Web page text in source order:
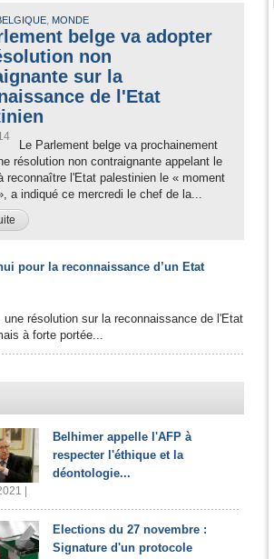
, MONDE
belge va adopter
non
sur la
de l'Etat
Le Parlement belge va prochainement
résolution non contraignante appelant le
reconnaître l'Etat palestinien le « moment
a indiqué ce mercredi le chef de la...
pour la reconnaissance d’un Etat
résolution sur la reconnaissance de l'Etat
à forte portée...
Belhimer appelle l'AFP à
respecter l'éthique et la
déontologie...
|
Elections du 27 novembre :
Signature d'un protocole